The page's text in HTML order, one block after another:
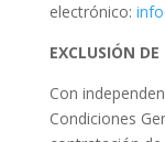
electrónico:
EXCLUSIÓN
Con
Condiciones